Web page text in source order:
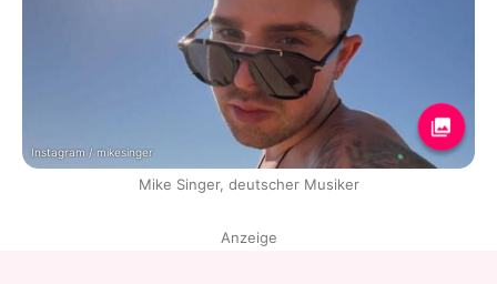
Instagram / mikesinger
Mike Singer, deutscher Musiker
Anzeige